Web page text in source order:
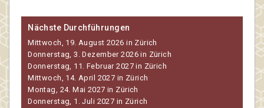
Nächste Durchführungen
Mittwoch, 19. August 2026 in Zürich
Donnerstag, 3. Dezember 2026 in Zürich
Donnerstag, 11. Februar 2027 in Zürich
Mittwoch, 14. April 2027 in Zürich
Montag, 24. Mai 2027 in Zürich
Donnerstag, 1. Juli 2027 in Zürich